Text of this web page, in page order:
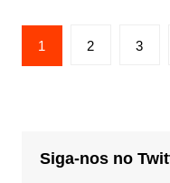
Paginação
de
1 2 3
Siga-nos no